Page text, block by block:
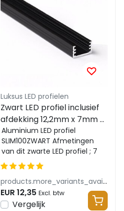
Luksus LED profielen
Zwart LED profiel inclusief
afdekking 12,2mm x 7mm -
SLIM100ZWART
Aluminium LED profiel
SLIM100ZWART Afmetingen
van dit zwarte LED profiel ; 7
mm hoog 12,2mm breed
inclusief opaal / mel...
products.more_variants_available
EUR 12,35 Excl. btw
Vergelijk